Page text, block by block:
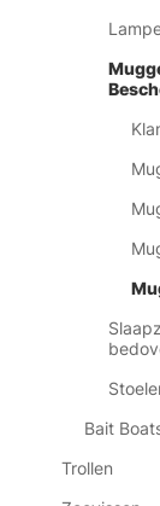
Bait
Trollen